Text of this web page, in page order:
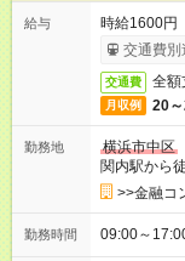
給与
時給1600円
交通費別
交通費 全額
月収例 20
勤務地
横浜市中区
関内駅から
>>金融コ
勤務時間 09:00～